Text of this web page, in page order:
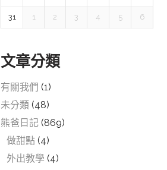
31 1 2 3 4 5 6
文章分類
有關我們 (1)
未分類 (48)
熊爸日記 (869)
做甜點 (4)
外出教學 (4)